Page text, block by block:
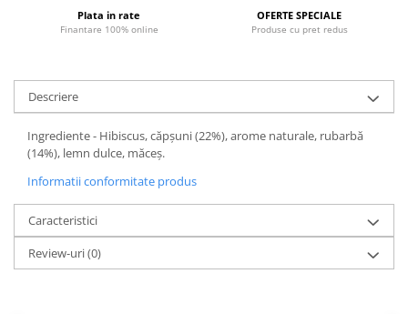
Promotii
Accesorii si intretinere
Filtre
Portafiltre
Site
Tamper
Altele
Plata in rate
Finantare 100% online
OFERTE SPECIALE
Produse cu pret redus
Descriere
Ingrediente - Hibiscus, căpșuni (22%), arome naturale, rubarbă
(14%), lemn dulce, măceș.
Informatii conformitate produs
Caracteristici
Review-uri(0)